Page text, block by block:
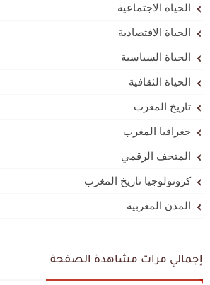
الحياة الاجتماعية
الحياة الاقتصادية
الحياة السياسية
الحياة الثقافية
تاريخ المغرب
جغرافيا المغرب
المتحف الرقمي
كرونولوجيا تاريخ المغرب
المدن المغربية
إجمالي مرات مشاهدة الصفحة